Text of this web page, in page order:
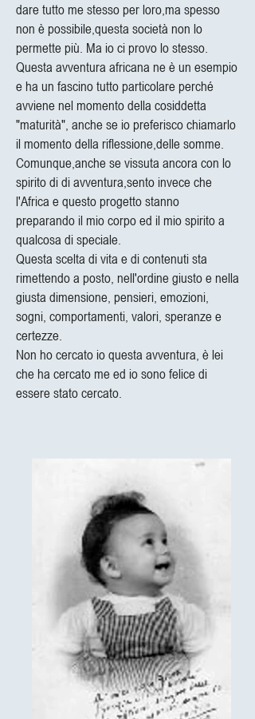
dare tutto me stesso per loro,ma spesso
non è possibile,questa società non lo
permette più. Ma io ci provo lo stesso.
Questa avventura africana ne è un esempio
e ha un fascino tutto particolare perché
avviene nel momento della cosiddetta
"maturità", anche se io preferisco chiamarlo
il momento della riflessione,delle somme.
Comunque,anche se vissuta ancora con lo
spirito di di avventura,sento invece che
l'Africa e questo progetto stanno
preparando il mio corpo ed il mio spirito a
qualcosa di speciale.
Questa scelta di vita e di contenuti sta
rimettendo a posto, nell'ordine giusto e nella
giusta dimensione, pensieri, emozioni,
sogni, comportamenti, valori, speranze e
certezze.
Non ho cercato io questa avventura, è lei
che ha cercato me ed io sono felice di
essere stato cercato.